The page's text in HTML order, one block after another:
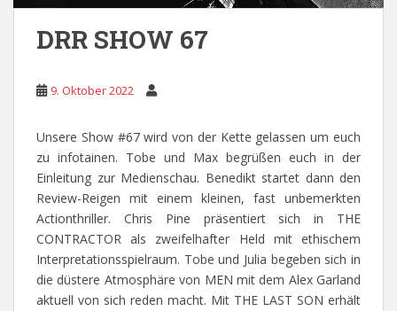
DRR SHOW 67
9. Oktober 2022
Unsere Show #67 wird von der Kette gelassen um euch
zu infotainen. Tobe und Max begrüßen euch in der
Einleitung zur Medienschau. Benedikt startet dann den
Review-Reigen mit einem kleinen, fast unbemerkten
Actionthriller. Chris Pine präsentiert sich in THE
CONTRACTOR als zweifelhafter Held mit ethischem
Interpretationsspielraum. Tobe und Julia begeben sich in
die düstere Atmosphäre von MEN mit dem Alex Garland
aktuell von sich reden macht. Mit THE LAST SON erhält